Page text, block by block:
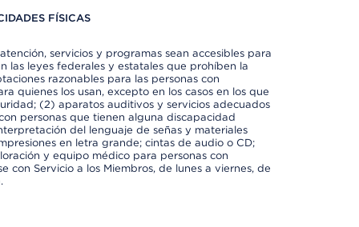
FÍSICAS
servicios y programas sean accesibles para
las leyes federales y estatales que prohíben la
razonables para las personas con
quienes los usan, excepto en los casos en los que
(2) aparatos auditivos y servicios adecuados
personas que tienen alguna discapacidad
del lenguaje de señas y materiales
en letra grande; cintas de audio o CD;
y equipo médico para personas con
con Servicio a los Miembros, de lunes a viernes, de